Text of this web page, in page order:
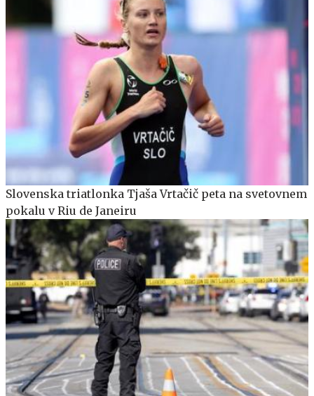
Slovenska triatlonka Tjaša Vrtačič peta na svetovnem
pokalu v Riu de Janeiru